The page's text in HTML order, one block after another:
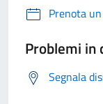
Prenota
Problemi in
Segnala